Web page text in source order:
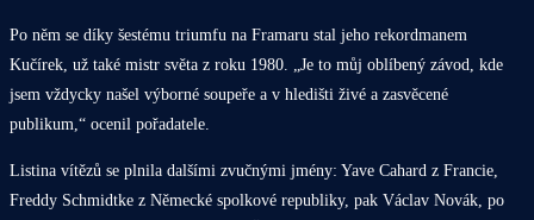
Po něm se díky šestému triumfu na Framaru stal jeho rekordmanem
Kučírek, už také mistr světa z roku 1980. „Je to můj oblíbený závod, kde
jsem vždycky našel výborné soupeře a v hledišti živé a zasvěcené
publikum,“ ocenil pořadatele.
Listina vítězů se plnila dalšími zvučnými jmény: Yave Cahard z Francie,
Freddy Schmidtke z Německé spolkové republiky, pak Václav Novák, po